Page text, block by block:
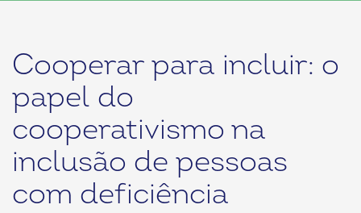
Cooperar para incluir: o
papel do
cooperativismo na
inclusão de pessoas
com deficiência